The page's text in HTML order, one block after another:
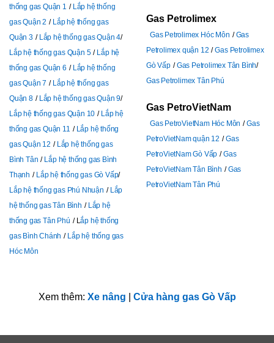
thống gas Quận 1
Lắp hệ thống
gas Quận 2
Lắp hệ thống gas
Quận 3
Lắp hệ thống gas Quận 4
Lắp hệ thống gas Quận 5
Lắp hệ
thống gas Quận 6
Lắp hệ thống
gas Quận 7
Lắp hệ thống gas
Quận 8
Lắp hệ thống gas Quận 9
Lắp hệ thống gas Quận 10
Lắp hệ
thống gas Quận 11
Lắp hệ thống
gas Quận 12
Lắp hệ thống gas
Bình Tân
Lắp hệ thống gas Bình
Thạnh
Lắp hệ thống gas Gò Vấp
Lắp hệ thống gas Phú Nhuận
Lắp
hệ thống gas Tân Bình
Lắp hệ
thống gas Tân Phú
Lắp hệ thống
gas Bình Chánh
Lắp hệ thống gas
Hóc Môn
Gas Petrolimex
Gas Petrolimex Hóc Môn
Gas
Petrolimex quận 12
Gas Petrolimex
Gò Vấp
Gas Petrolimex Tân Bình
Gas Petrolimex Tân Phú
Gas PetroVietNam
Gas PetroVietNam Hóc Môn
Gas
PetroVietNam quận 12
Gas
PetroVietNam Gò Vấp
Gas
PetroVietNam Tân Bình
Gas
PetroVietNam Tân Phú
Xem thêm: Xe nâng Cửa hàng gas Gò Vấp